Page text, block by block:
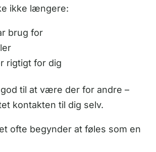
ikke længere:
brug for
rigtigt for dig
til at være der for andre –
kontakten til dig selv.
ofte begynder at føles som en